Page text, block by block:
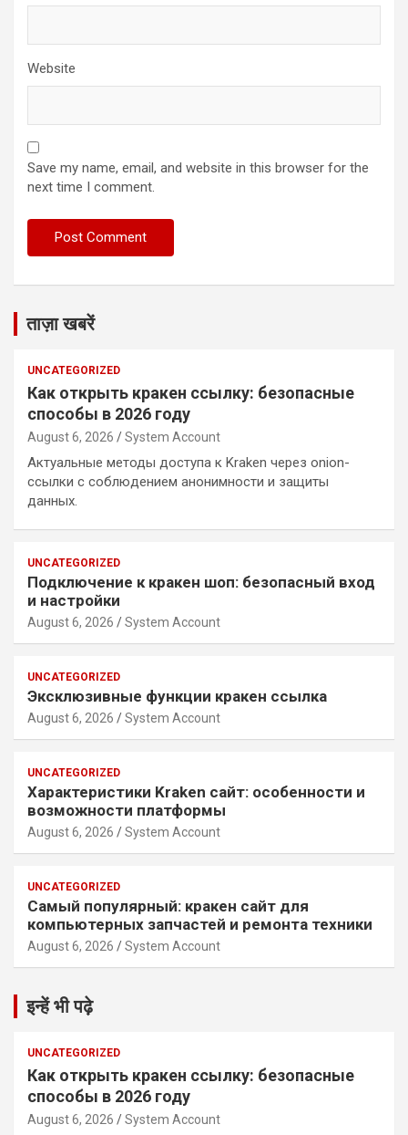
Website
Save my name, email, and website in this browser for the
next time I comment.
ताज़ा खबरें
UNCATEGORIZED
Как открыть кракен ссылку: безопасные
способы в 2026 году
August 6, 2026 System Account
Актуальные методы доступа к Kraken через onion-
ссылки с соблюдением анонимности и защиты
данных.
UNCATEGORIZED
Подключение к кракен шоп: безопасный вход
и настройки
August 6, 2026 System Account
UNCATEGORIZED
Эксклюзивные функции кракен ссылка
August 6, 2026 System Account
UNCATEGORIZED
Характеристики Kraken сайт: особенности и
возможности платформы
August 6, 2026 System Account
UNCATEGORIZED
Самый популярный: кракен сайт для
компьютерных запчастей и ремонта техники
August 6, 2026 System Account
इन्हें भी पढ़े
UNCATEGORIZED
Как открыть кракен ссылку: безопасные
способы в 2026 году
August 6, 2026 System Account